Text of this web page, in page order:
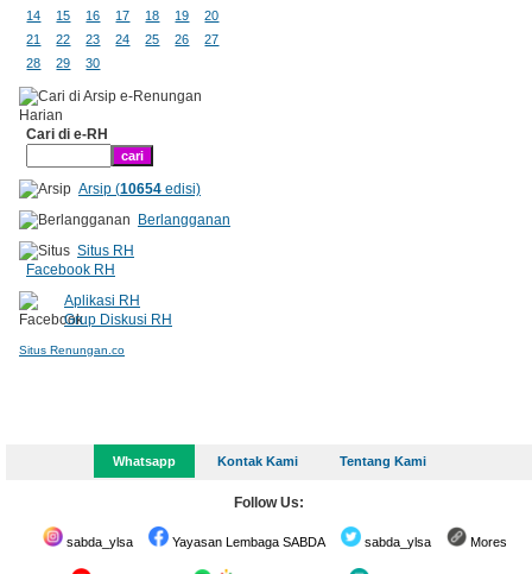
14
15 16 17 18 19
20
21
22 23 24 25 26
27
28
29 30
Cari di e-RH
Arsip (10654edisi)
Berlangganan
Situs RH
Facebook RH
Aplikasi RH
Grup Diskusi RH
Situs Renungan.co
Whatsapp Kontak Kami Tentang Kami
Follow Us:
sabda_ylsa Yayasan Lembaga SABDA sabda_ylsa Mores